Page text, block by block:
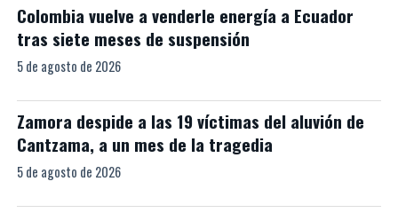
Colombia vuelve a venderle energía a Ecuador
tras siete meses de suspensión
5 de agosto de 2026
Zamora despide a las 19 víctimas del aluvión de
Cantzama, a un mes de la tragedia
5 de agosto de 2026